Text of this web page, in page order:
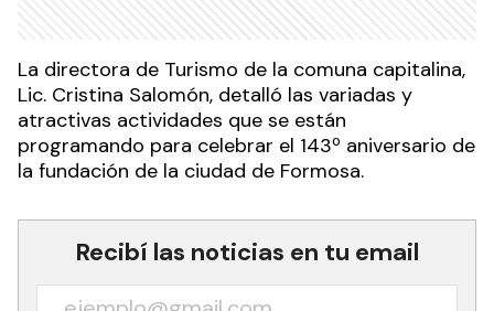
La directora de Turismo de la comuna capitalina,
Lic. Cristina Salomón, detalló las variadas y
atractivas actividades que se están
programando para celebrar el 143º aniversario de
la fundación de la ciudad de Formosa.
Recibí las noticias en tu email